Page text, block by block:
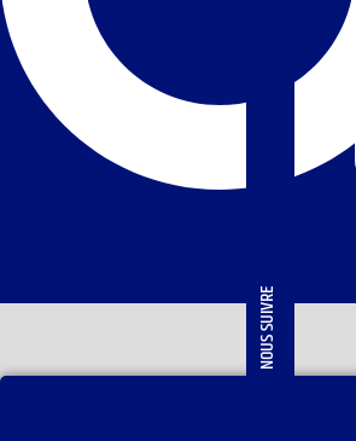
NOUS SUIVRE